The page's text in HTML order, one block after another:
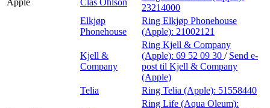
23214000
Elkjøp
Phonehouse
Ring Elkjøp Phonehouse
(Apple): 21002121
Kjell &
Company
Ring Kjell & Company
(Apple): 69 52 09 30 / Send e-
post til Kjell & Company
(Apple)
Telia
Ring Telia (Apple): 51558440
Ring Life (Aqua Oleum):